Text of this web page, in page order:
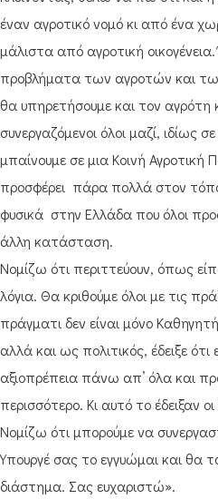
έναν αγροτικό νομό κι από ένα
μάλιστα από αγροτική
προβλήματα των αγροτών και
θα υπηρετήσουμε και τον αγρότη
συνεργαζόμενοι όλοι μαζί, ιδίως
μπαίνουμε σε μια Κοινή Αγροτική
προσφέρει πάρα πολλά στον
φυσικά στην Ελλάδα που όλοι
άλλη κατάσταση.
Νομίζω ότι περιττεύουν, όπως
λόγια. Θα κριθούμε όλοι με τις
πράγματι δεν είναι μόνο
αλλά και ως πολιτικός, έδειξε
αξιοπρέπεια πάνω απ’ όλα και
περισσότερο. Κι αυτό το έδειξαν
Νομίζω ότι μπορούμε να
Υπουργέ σας το εγγυώμαι και θα
διάστημα. Σας ευχαριστώ».